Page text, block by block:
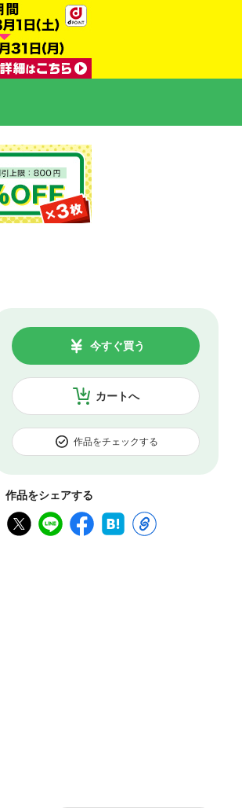
カートへ
今すぐ買う
作品をチェックする
作品をシェアする